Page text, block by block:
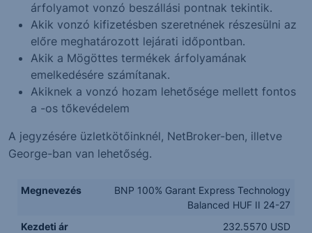
árfolyamot vonzó beszállási pontnak tekintik.
Akik vonzó kifizetésben szeretnének részesülni az
előre meghatározott lejárati időpontban.
Akik a Mögöttes termékek árfolyamának
emelkedésére számítanak.
Akiknek a vonzó hozam lehetősége mellett fontos
a -os tőkevédelem
A jegyzésére üzletkötőinknél, NetBroker-ben, illetve
George-ban van lehetőség.
Megnevezés
BNP 100% Garant Express Technology
Balanced HUF II 24-27
Kezdeti ár
232.5570 USD